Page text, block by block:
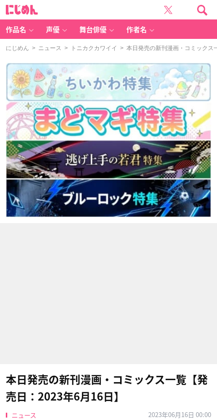
作品名 声優 舞台俳優 作者名
にじめん > ニュース > トニカクカワイイ > 本日発売の新刊漫画・コミックス
本日発売の新刊漫画・コミックス一覧【発
売日：2023年6月16日】
ニュース 2023年06月16日 00:00